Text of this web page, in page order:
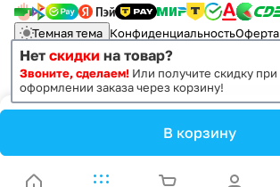
В корзину
Темная тема КонфиденциальностьОферта
© 2011 - 2026 Vanna-vanna.ru
Нет скидки на товар?
Звоните, сделаем! Или получите скидку при
оформлении заказа через корзину!